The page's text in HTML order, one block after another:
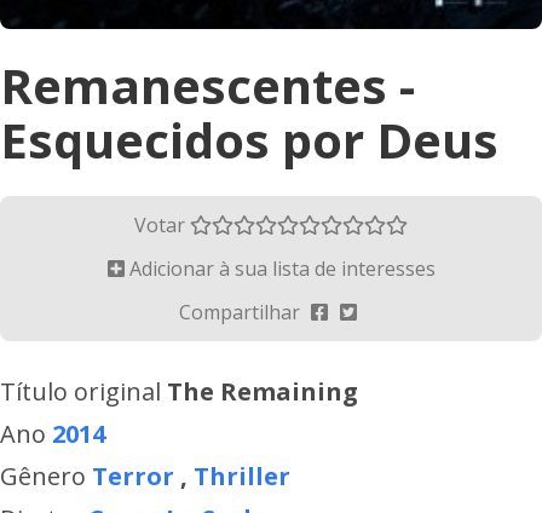
Remanescentes -
Esquecidos por Deus
Votar
Adicionar à sua lista de interesses
Compartilhar
Título original The Remaining
Ano 2014
Gênero Terror , Thriller